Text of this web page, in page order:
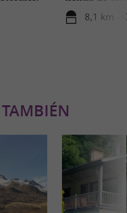
del Parque
Pirineos.
8,1 km -
TAMBIÉN